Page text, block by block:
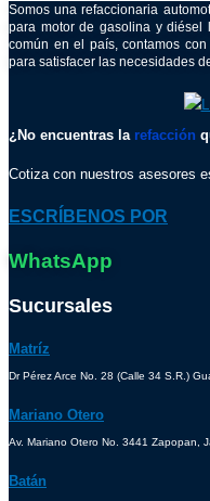
Somos una refaccionaria
para motor de gasolina y diésel
común en el país, contamos
para satisfacer las necesidades
¿No encuentras la refacción
Cotiza con nuestros asesores
ESCRÍBENOS POR
WhatsApp
Sucursales
Matríz
Dr Pérez Arce No. 28 (Calle 34 S.R.)
Mariano Otero
Av. Mariano Otero No. 3441 Zapopan,
Batán